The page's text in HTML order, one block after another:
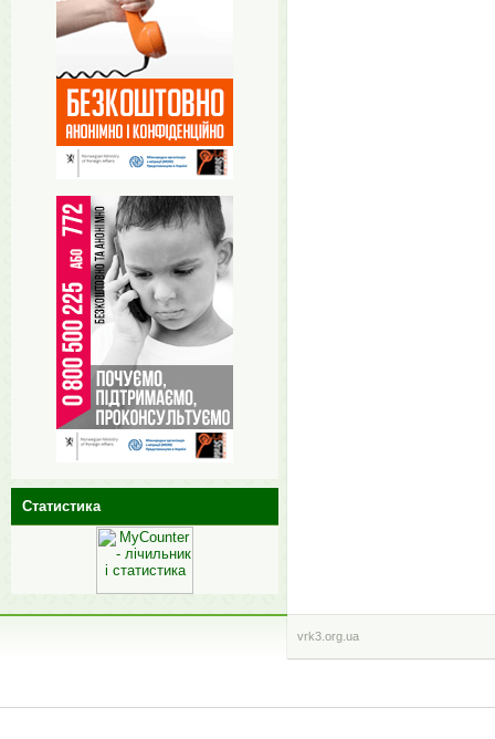
Статистика
vrk3.org.ua